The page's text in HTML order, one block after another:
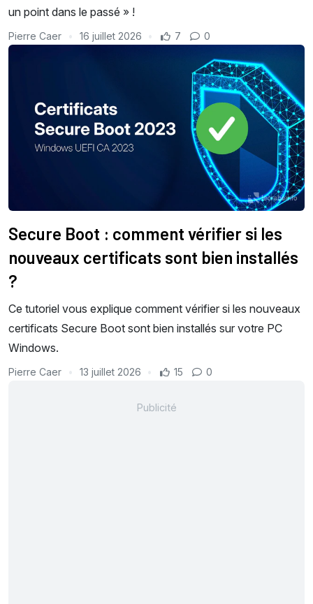
un point dans le passé » !
Pierre Caer 16 juillet 2026 7 0
Secure Boot : comment vérifier si les
nouveaux certificats sont bien installés
?
Ce tutoriel vous explique comment vérifier si les nouveaux
certificats Secure Boot sont bien installés sur votre PC
Windows.
Pierre Caer 13 juillet 2026 15 0